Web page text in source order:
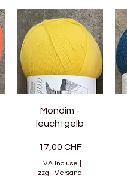
Mondim -
leuchtgelb
Prix
17,00 CHF
TVA Incluse
zzgl. Versand